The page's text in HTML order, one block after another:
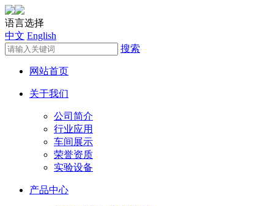
语言选择
中文 English
搜索
网站首页
关于我们
公司简介
行业应用
车间展示
荣誉资质
实验设备
产品中心